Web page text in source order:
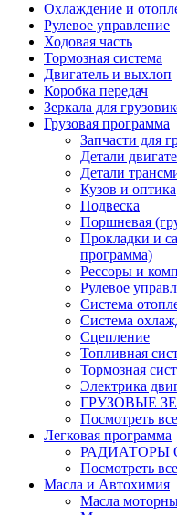
Охлаждение и
Рулевое управление
Ходовая часть
Тормозная система
Двигатель и выхлоп
Коробка передач
Зеркала для
Грузовая программа
Запчасти для
Детали
Детали
Кузов и оптика
Подвеска
Поршневая
Прокладки и
программа)
Рессоры и
Рулевое
Система
Система
Сцепление
Топливная
Тормозная
Электрика
ГРУЗОВЫЕ
Посмотреть все
Легковая программа
РАДИАТОРЫ
Посмотреть все
Масла и Автохимия
Масла